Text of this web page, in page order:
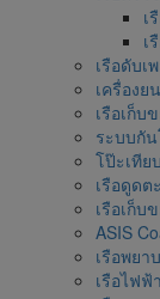
เ
เ
เรือดับเ
เครื่องย
เรือเก็บ
ระบบกั
โป๊ะเทีย
เรือดูดต
เรือเก็
ASIS
เรือพยา
เรือไฟฟ้า